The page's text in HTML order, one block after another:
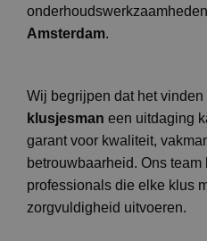
Amsterdam.
Wij begrijpen dat het
klusjesman een uitdaging
garant voor kwaliteit,
betrouwbaarheid. Ons team
professionals die elke klus
zorgvuldigheid uitvoeren.